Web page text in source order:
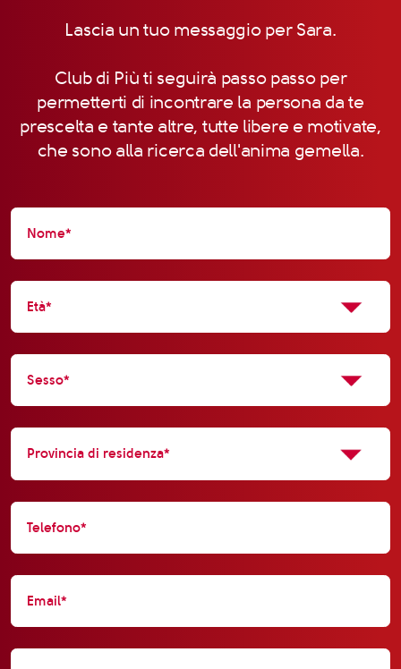
Lascia un tuo messaggio per Sara.
Club di Più ti seguirà passo passo per
permetterti di incontrare la persona da te
prescelta e tante altre, tutte libere e motivate,
che sono alla ricerca dell'anima gemella.